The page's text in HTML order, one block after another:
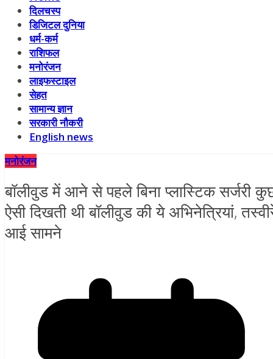
दिलचस्प
डिजिटल दुनिया
धर्म-कर्म
राशिफल
मनोरंजन
लाइफस्टाइल
सेहत
सामान्य ज्ञान
सरकारी नौकरी
English news
मनोरंजन
बॉलीवुड में आने से पहले बिना प्लास्टिक सर्जरी
ऐसी दिखती थी बॉलीवुड की ये अभिनेत्रियां,
आई सामने